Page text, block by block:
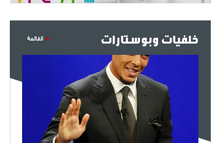
خلفيات وبوستارات القائمة